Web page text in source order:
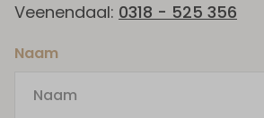
Veenendaal: 0318 - 525 356
Naam